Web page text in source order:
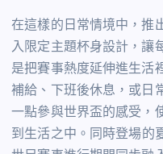
在這樣的日常情境中，推
入限定主題杯身設計，讓
是把賽事熱度延伸進生活
補給、下班後休息，或日
一點參與世界盃的感受，
到生活之中。 同時登場的